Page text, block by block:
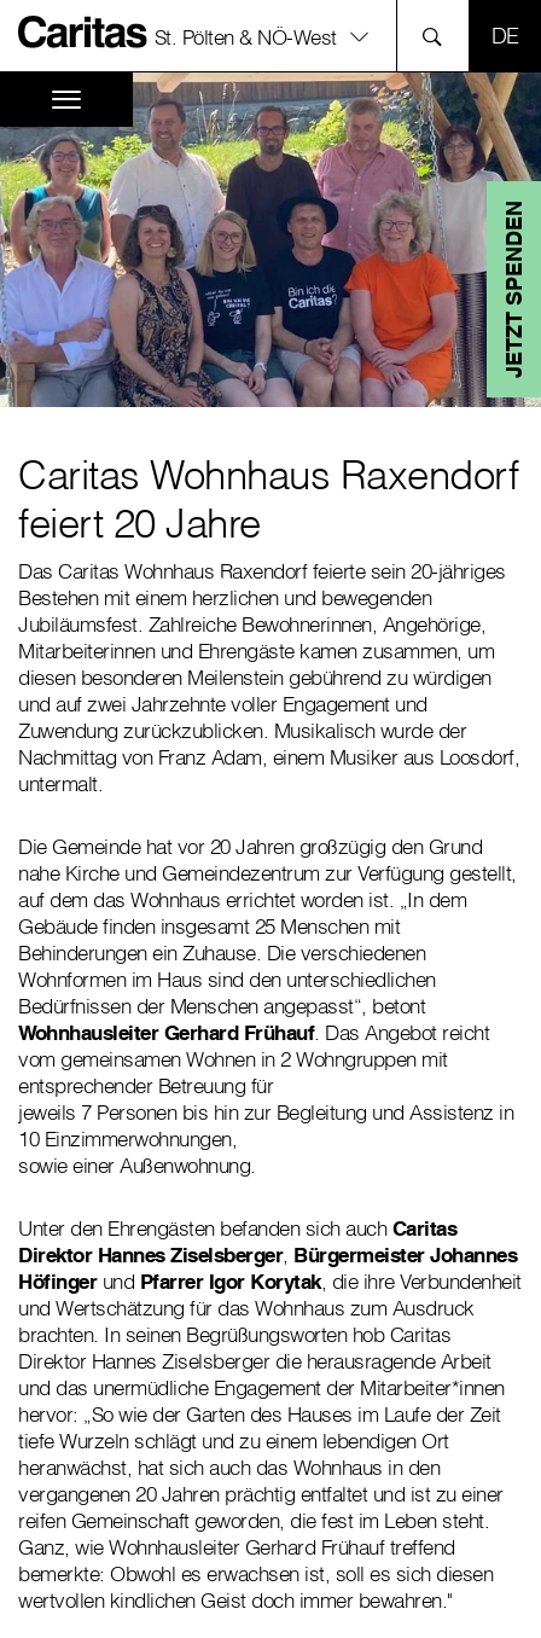
St. Pölten & NÖ-West
JETZT SPENDEN
Caritas Wohnhaus Raxendorf
feiert 20 Jahre
Das Caritas Wohnhaus Raxendorf feierte sein 20-jähriges
Bestehen mit einem herzlichen und bewegenden
Jubiläumsfest. Zahlreiche Bewohnerinnen, Angehörige,
Mitarbeiterinnen und Ehrengäste kamen zusammen, um
diesen besonderen Meilenstein gebührend zu würdigen
und auf zwei Jahrzehnte voller Engagement und
Zuwendung zurückzublicken. Musikalisch wurde der
Nachmittag von Franz Adam, einem Musiker aus Loosdorf,
untermalt.
Die Gemeinde hat vor 20 Jahren großzügig den Grund
nahe Kirche und Gemeindezentrum zur Verfügung gestellt,
auf dem das Wohnhaus errichtet worden ist. „In dem
Gebäude finden insgesamt 25 Menschen mit
Behinderungen ein Zuhause. Die verschiedenen
Wohnformen im Haus sind den unterschiedlichen
Bedürfnissen der Menschen angepasst“, betont
Wohnhausleiter Gerhard Frühauf. Das Angebot reicht
vom gemeinsamen Wohnen in 2 Wohngruppen mit
entsprechender Betreuung für
jeweils 7 Personen bis hin zur Begleitung und Assistenz in
10 Einzimmerwohnungen,
sowie einer Außenwohnung.
Unter den Ehrengästen befanden sich auchCaritas
Direktor Hannes Ziselsberger, Bürgermeister Johannes
Höfinger und Pfarrer Igor Korytak, die ihre Verbundenheit
und Wertschätzung für das Wohnhaus zum Ausdruck
brachten. In seinen Begrüßungsworten hob Caritas
Direktor Hannes Ziselsberger die herausragende Arbeit
und das unermüdliche Engagement der Mitarbeiter*innen
hervor: „So wie der Garten des Hauses im Laufe der Zeit
tiefe Wurzeln schlägt und zu einem lebendigen Ort
heranwächst, hat sich auch das Wohnhaus in den
vergangenen 20 Jahren prächtig entfaltet und ist zu einer
reifen Gemeinschaft geworden, die fest im Leben steht.
Ganz, wie Wohnhausleiter Gerhard Frühauf treffend
bemerkte: Obwohl es erwachsen ist, soll es sich diesen
wertvollen kindlichen Geist doch immer bewahren."